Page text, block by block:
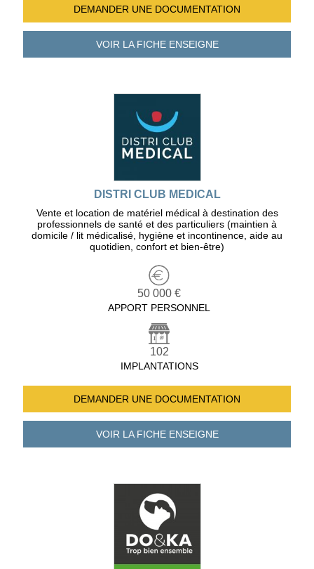
DEMANDER UNE DOCUMENTATION
VOIR LA FICHEENSEIGNE
DISTRI CLUB MEDICAL
Vente et location de matériel médical à destination des
professionnels de santé et des particuliers (maintien à
domicile / lit médicalisé, hygiène et incontinence, aide au
quotidien, confort et bien-être)
50 000 €
APPORT PERSONNEL
102
IMPLANTATIONS
DEMANDER UNE DOCUMENTATION
VOIR LA FICHEENSEIGNE